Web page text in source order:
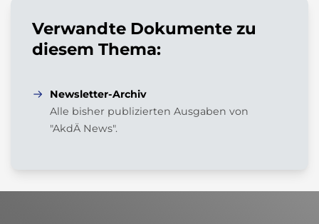
Verwandte Dokumente zu
diesem Thema:
Newsletter-Archiv
Alle bisher publizierten Ausgaben von
"AkdÄ News".